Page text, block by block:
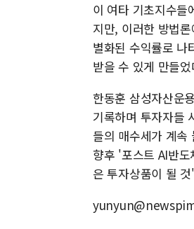
이 여타 기초지수들
지만, 이러한 방법
별화된 수익률로 나
받을 수 있게 만들었
한동훈 삼성자산운
기록하며 투자자들
들의 매수세가 계
향후 '포스트 AI반
은 투자상품이 될